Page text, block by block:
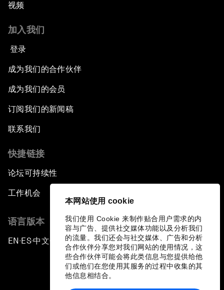
本网站使用 cookie
我们使用 Cookie 来制作贴合用户需求的内
容与广告、提供社交媒体功能以及分析我们
的流量。我们还会与社交媒体、广告和分析
合作伙伴分享您对我们网站的使用情况，这
些合作伙伴可能会将此类信息与您提供给他
们或他们在您使用其服务的过程中收集的其
他信息相结合。
视频
加入我们
登录
成为我们的合作伙伴
成为我们的会员
订阅我们的新闻稿
联系我们
快捷链接
论坛可持续性
工作机会
语言版本
EN ▪ES▪中文▪ 日本語